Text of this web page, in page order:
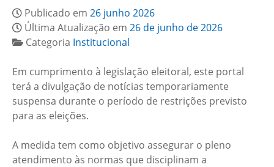
Publicado em 26 junho 2026
Última Atualização em 26 de junho de 2026
Categoria Institucional
Em cumprimento à legislação eleitoral, este portal
terá a divulgação de notícias temporariamente
suspensa durante o período de restrições previsto
para as eleições.
A medida tem como objetivo assegurar o pleno
atendimento às normas que disciplinam a